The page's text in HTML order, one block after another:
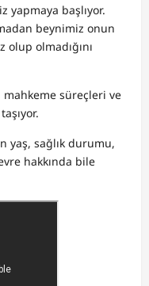
yapmaya başlıyor.
beynimiz onun
olmadığını
süreçleri ve
yaş, sağlık durumu,
hakkında bile